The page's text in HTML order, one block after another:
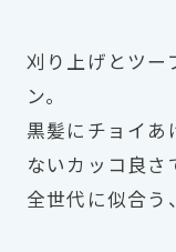
刈り上げとツー
ン。
黒髪にチョイあ
ないカッコ良さ
全世代に似合う